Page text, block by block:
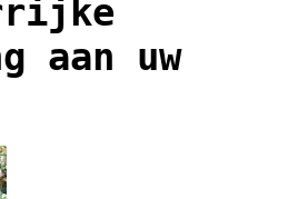
aan uw